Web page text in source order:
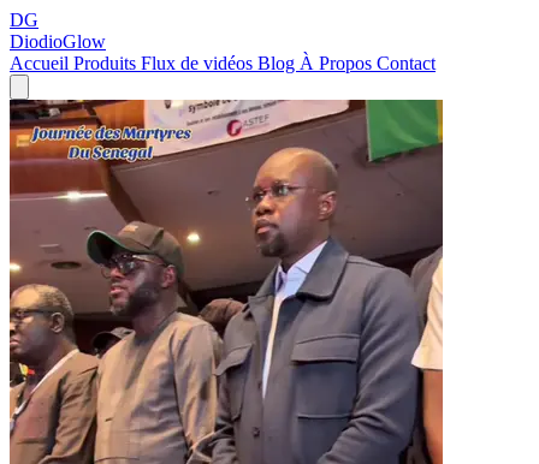
DG
DiodioGlow
Accueil Produits Flux de vidéos Blog À Propos Contact